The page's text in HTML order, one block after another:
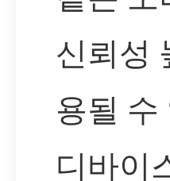
신뢰성
용될
디바이